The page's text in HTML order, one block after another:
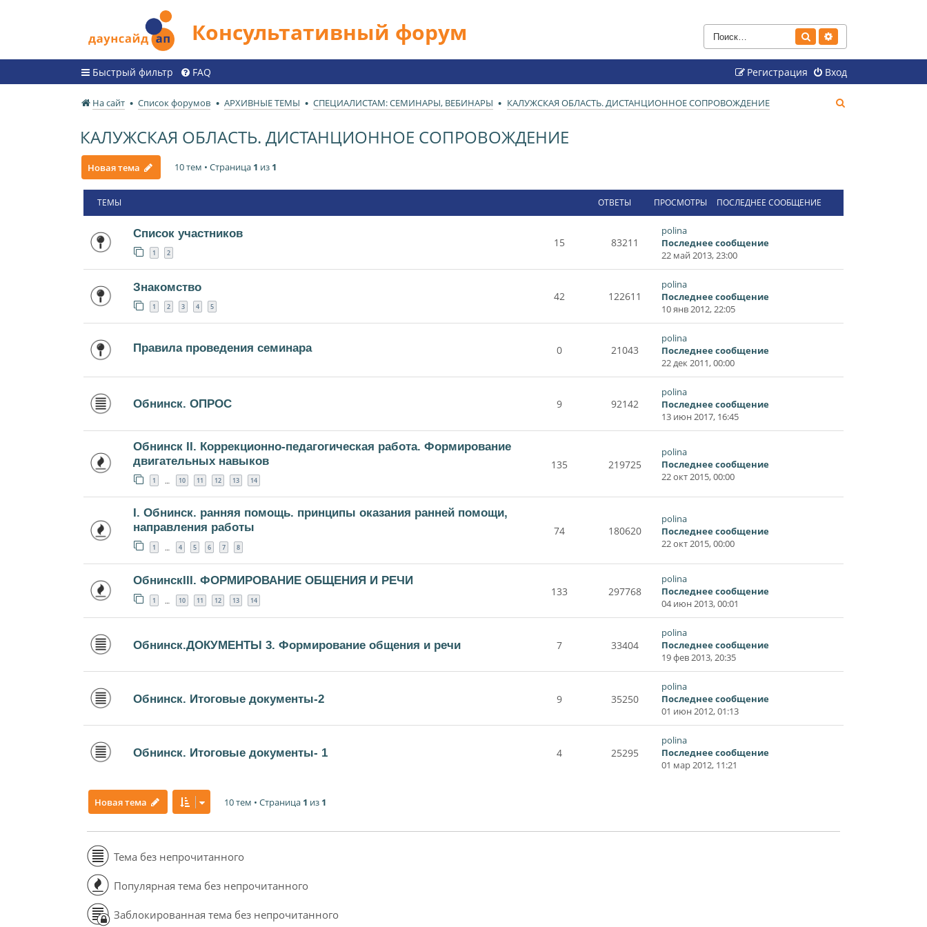
Консультативный форум Поиск
Быстрый фильтр FAQ Вход
Регистрация
На сайт Список форумов АРХИВНЫЕ ТЕМЫ СПЕЦИАЛИСТАМ: СЕМИНАРЫ, ВЕБИНАРЫ КАЛУЖСКАЯ ОБЛАСТЬ. ДИСТАНЦИОННОЕ СОПРОВОЖДЕНИЕ
КАЛУЖСКАЯ ОБЛАСТЬ. ДИСТАНЦИОННОЕ СОПРОВОЖДЕНИЕ
Новая тема 10 тем • Страница 1 из 1
ТЕМЫ ОТВЕТЫ ПРОСМОТРЫ ПОСЛЕДНЕЕ СООБЩЕНИЕ
Список участников
1 2
15 83211
polina
Последнее сообщение
22 май 2013, 23:00
Знакомство
1 2 3 4 5
42 122611
polina
Последнее сообщение
10 янв 2012, 22:05
Правила проведения семинара 0 21043
polina
Последнее сообщение
22 дек 2011, 00:00
Обнинск. ОПРОС 9 92142
polina
Последнее сообщение
13 июн 2017, 16:45
Обнинск II. Коррекционно-педагогическая работа. Формирование
двигательных навыков
1 … 10 11 12 13 14
135 219725
polina
Последнее сообщение
22 окт 2015, 00:00
I. Обнинск. ранняя помощь. принципы оказания ранней помощи,
направления работы
1 … 4 5 6 7 8
74 180620
polina
Последнее сообщение
22 окт 2015, 00:00
ОбнинскIII. ФОРМИРОВАНИЕ ОБЩЕНИЯ И РЕЧИ
1 … 10 11 12 13 14
133 297768
polina
Последнее сообщение
04 июн 2013, 00:01
Обнинск.ДОКУМЕНТЫ 3. Формирование общения и речи 7 33404
polina
Последнее сообщение
19 фев 2013, 20:35
Обнинск. Итоговые документы-2 9 35250
polina
Последнее сообщение
01 июн 2012, 01:13
Обнинск. Итоговые документы- 1 4 25295
polina
Последнее сообщение
01 мар 2012, 11:21
Новая тема 10 тем • Страница 1 из 1
Тема без непрочитанного
Популярная тема без непрочитанного
Заблокированная тема без непрочитанного